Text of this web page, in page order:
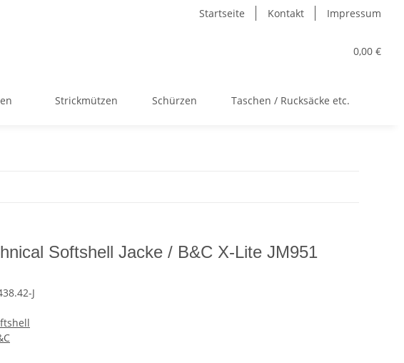
Startseite Kontakt Impressum
0,00 €
Strickmützen Schürzen Taschen / Rucksäcke etc.
Softshell Jacke / B&C X-Lite JM951
J